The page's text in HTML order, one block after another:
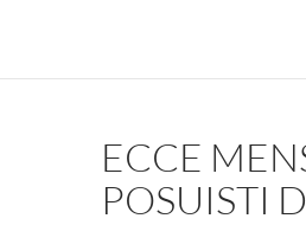
ECCE
POSUISTI